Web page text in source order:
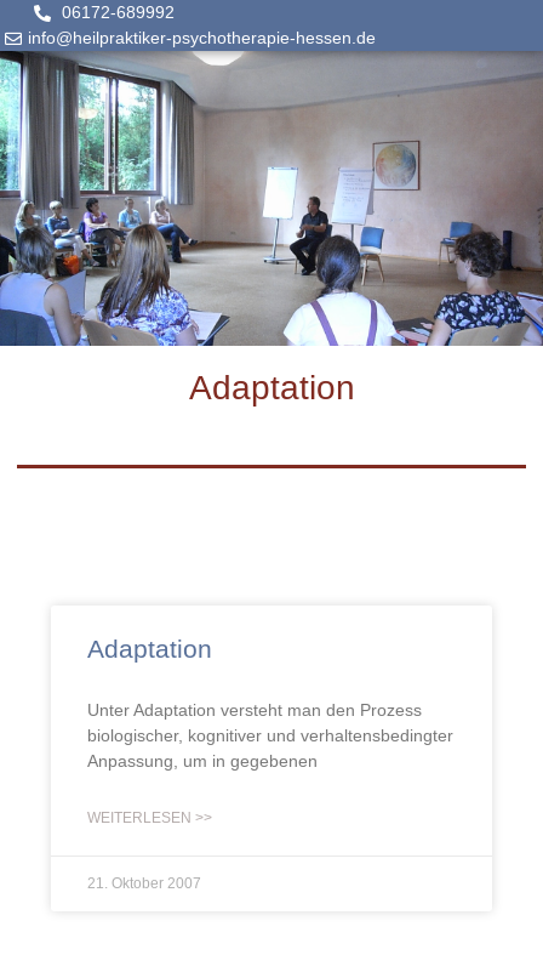
06172-689992
info@heilpraktiker-psychotherapie-hessen.de
Adaptation
Adaptation
Unter Adaptation versteht man den Prozess
biologischer, kognitiver und verhaltensbedingter
Anpassung, um in gegebenen
WEITERLESEN >>
21. Oktober 2007